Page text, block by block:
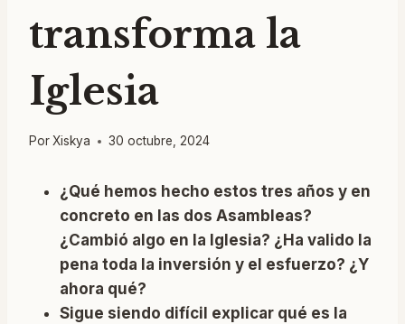
transforma la
Iglesia
PorXiskya 30 octubre, 2024
¿Qué hemos hecho estos tres años y en
concreto en las dos Asambleas?
¿Cambió algo en la Iglesia? ¿Ha valido la
pena toda la inversión y el esfuerzo? ¿Y
ahora qué?
Sigue siendo difícil explicar qué es la